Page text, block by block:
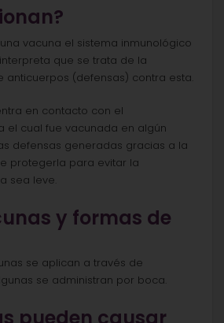
vacuna el sistema inmunológico
que se trata de la
(defensas) contra esta.
en contacto con el
el cual fue vacunada en algún
defensas generadas gracias a la
protegerla para evitar la
sea leve.
y formas de
se aplican a través de
se administran por boca.
pueden causar